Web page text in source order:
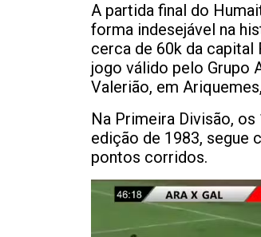
A partida final do
forma indesejável na
cerca de 60k da
jogo válido pelo Grupo
Valerião, em
Na Primeira Divisão,
edição de 1983, segue
pontos corridos.